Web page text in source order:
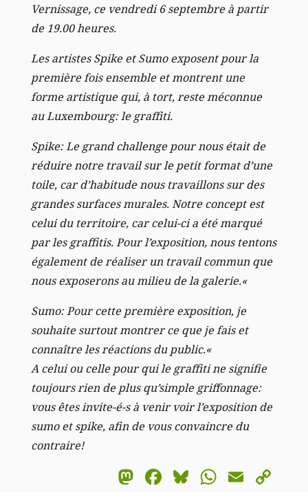
Vernissage, ce vendredi 6 septembre à partir
de 19.00 heures.
Les artistes Spike et Sumo exposent pour la
première fois ensemble et montrent une
forme artistique qui, à tort, reste méconnue
au Luxembourg: le graffiti.
Spike: Le grand challenge pour nous était de
réduire notre travail sur le petit format d’une
toile, car d’habitude nous travaillons sur des
grandes surfaces murales. Notre concept est
celui du territoire, car celui-ci a été marqué
par les graffitis. Pour l’exposition, nous tentons
également de réaliser un travail commun que
nous exposerons au milieu de la galerie.«
Sumo: Pour cette première exposition, je
souhaite surtout montrer ce que je fais et
connaître les réactions du public.«
A celui ou celle pour qui le graffiti ne signifie
toujours rien de plus qu’simple griffonnage:
vous êtes invite-é-s à venir voir l’exposition de
sumo et spike, afin de vous convaincre du
contraire!
Mastodon
Facebook
BlueskyEmail